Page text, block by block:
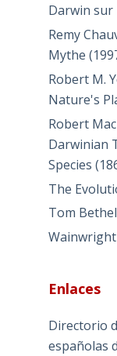
Darwin sur
Remy
Mythe
Robert M.
Nature's
Robert
Darwinian
Species
The
Tom
Wainwright
Enlaces
Directorio
españolas